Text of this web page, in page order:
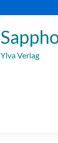
Ylva Verlag